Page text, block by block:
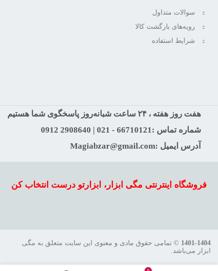
سوالات متداول
رویه‌های بازگشت کالا
شرایط استفاده
هفت روز هفته ، ۲۴ ساعت شبانه‌روز پاسخگوی شما هستیم
شماره تماس :66710121 - 021 | 2908640 0912
آدرس ایمیل :Magiabzar@gmail.com
فروشگاه اینترنتی مگی ابزار، ابزارتو درست انتخاب کن
1401-1404 © تمامی حقوق مادی و معنوی این سایت متعلق به مگی
ابزار می‌باشد.